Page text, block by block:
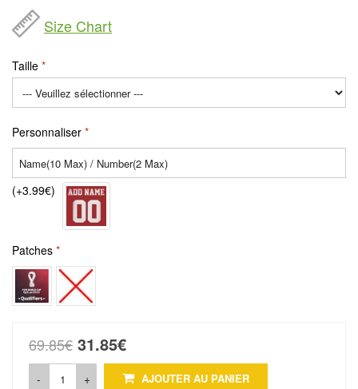
Size Chart
Taille
Personnaliser
(+3.99€)
Patches
69.85€ 31.85€
- + AJOUTER AU PANIER